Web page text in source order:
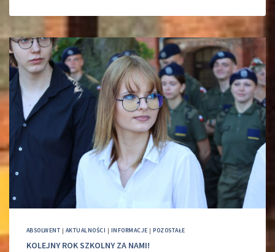
ABSOLWENT | AKTUALNOŚCI | INFORMACJE |POZOSTAŁE
KOLEJNY ROK SZKOLNY ZA NAMI!